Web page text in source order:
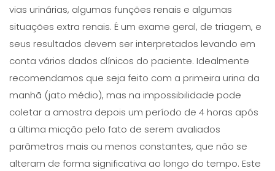
vias urinárias, algumas funções renais e algumas
situações extra renais. É um exame geral, de triagem, e
seus resultados devem ser interpretados levando em
conta vários dados clínicos do paciente. Idealmente
recomendamos que seja feito com a primeira urina da
manhã (jato médio), mas na impossibilidade pode
coletar a amostra depois um período de 4 horas após
a última micção pelo fato de serem avaliados
parâmetros mais ou menos constantes, que não se
alteram de forma significativa ao longo do tempo. Este